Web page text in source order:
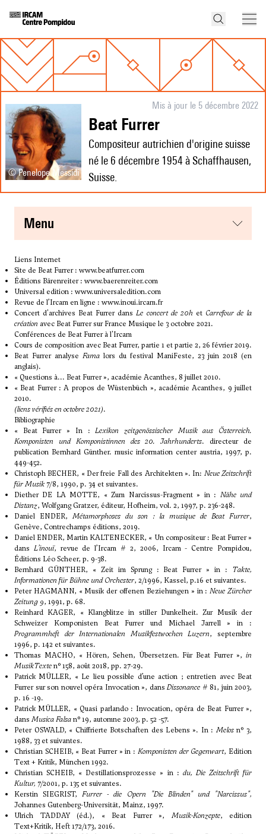
© Penelope Messidi
Mis à jour le 5 décembre 2022
Beat Furrer
Compositeur autrichien d'origine suisse
né le 6 décembre 1954 à Schaffhausen,
Suisse.
menu
Liens Internet
Site de Beat Furrer : www.beatfurrer.com
Éditions Bärenreiter : www.baerenreiter.com
Universal edition : www.universaledition.com
Revue de l’Ircam en ligne : www.inoui.ircam.fr
Concert d'archives Beat FurrerdansLe concert de 20h et Carrefour de la
création avec Beat Furrersur France Musique le 3 octobre 2021.
Conférences de Beat Furrer à l'Ircam
Cours de composition avec Beat Furrer, partie 1 etpartie 2, 26 février 2019.
Beat Furrer analyse Fama lors du festival ManiFeste, 23 juin 2018 (en
anglais).
« Questions à... Beat Furrer», académie Acanthes, 8 juillet 2010.
« Beat Furrer : A propos de Wüstenbüch », académie Acanthes, 9 juillet
2010.
(liens vérifiés en octobre 2021).
Bibliographie
« Beat Furrer » In :Lexikon zeitgenössischer Musik aus Österreich.
Komponisten und Komponistinnen des 20. Jahrhunderts. directeur de
publication Bernhard Günther. music information center austria, 1997, p.
449-452.
Christoph BECHER, « Der freie Fall des Architekten ». In: Neue Zeitschrift
für Musik 7/8, 1990, p. 34 et suivantes.
Diether DE LA MOTTE, « Zum Narcissus-Fragment » in : Nähe und
Distanz, Wolfgang Gratzer, éditeur, Hofheim, vol. 2, 1997, p. 236-248.
Daniel ENDER, Métamorphoses du son : la musique de Beat Furrer,
Genève, Contrechamps éditions, 2019.
Daniel ENDER, Martin KALTENECKER, « Un compositeur : Beat Furrer »
dans L’inouï, revue de l’Ircam # 2, 2006, Ircam - Centre Pompidou,
Éditions Léo Scheer, p. 9-38.
Bernhard GÜNTHER, « Zeit im Sprung : Beat Furrer » in : Takte,
Informationen für Bühne und Orchester, 2/1996, Kassel, p.16 et suivantes.
Peter HAGMANN, « Musik der offenen Beziehungen » in :Neue Zürcher
Zeitung 9, 1991, p. 68.
Reinhard KAGER, « Klangblitze in stiller Dunkelheit. Zur Musik der
Schweizer Komponisten Beat Furrer und Michael Jarrell » in :
Programmheft der Internationalen Musikfestwochen Luzern, septembre
1996, p. 142 et suivantes.
Thomas MACHO, « Hören, Sehen, Übersetzen. Für Beat Furrer », in
MusikTexten° 158, août 2018, pp. 27-29.
Patrick MÜLLER, « Le lieu possible d’une action ; entretien avec Beat
Furrer sur son nouvel opéra Invocation », dans Dissonance # 81, juin 2003,
p. 16 -19.
Patrick MÜLLER, « Quasi parlando : Invocation, opéra de Beat Furrer »,
dans Musica Falsan° 19, automne 2003, p. 52 -57.
Peter OSWALD, « Chiffrierte Botschaften des Lebens ». In : Melosn° 3,
1988, 33 et suivantes.
Christian SCHEIB, « Beat Furrer » in : Komponisten der Gegenwart, Edition
Text + Kritik, München 1992.
Christian SCHEIB, « Destillationsprozesse » in : du, Die Zeitschrift für
Kultur, 7/2001, p. 135 et suivantes.
Kerstin SIEGRIST,Furrer - die Opern "Die Blinden" und "Narcissus",
Johannes Gutenberg-Universität, Mainz, 1997.
Ulrich TADDAY (éd.), « Beat Furrer », Musik-Konzepte, edition
Text+Kritik, Heft 172/173, 2016.